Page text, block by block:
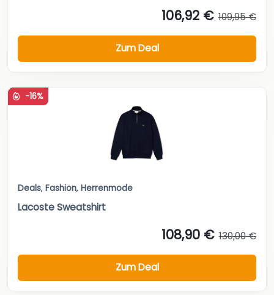
106,92 € 109,95 €
Zum Deal
-16%
Deals, Fashion, Herrenmode
Lacoste Sweatshirt
108,90 € 130,00 €
Zum Deal